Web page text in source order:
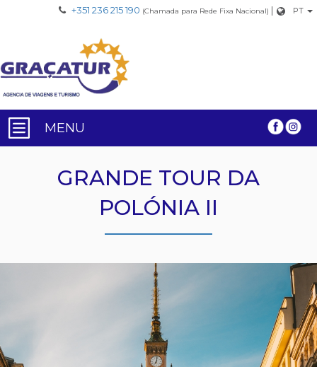
+351 236 215 190 (Chamada para Rede Fixa Nacional) | PT
MENU
GRANDE TOUR DA
POLÓNIA II